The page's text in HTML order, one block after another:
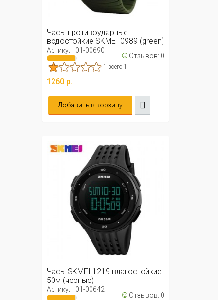
Часы противоударные
водостойкие SKMEI 0989 (green)
Артикул: 01-00690 ☺ Отзывов: 0
1 всего 1
1260 р.
Добавить в корзину
Часы SKMEI 1219 влагостойкие
50м (черные)
Артикул: 01-00642 ☺ Отзывов: 0